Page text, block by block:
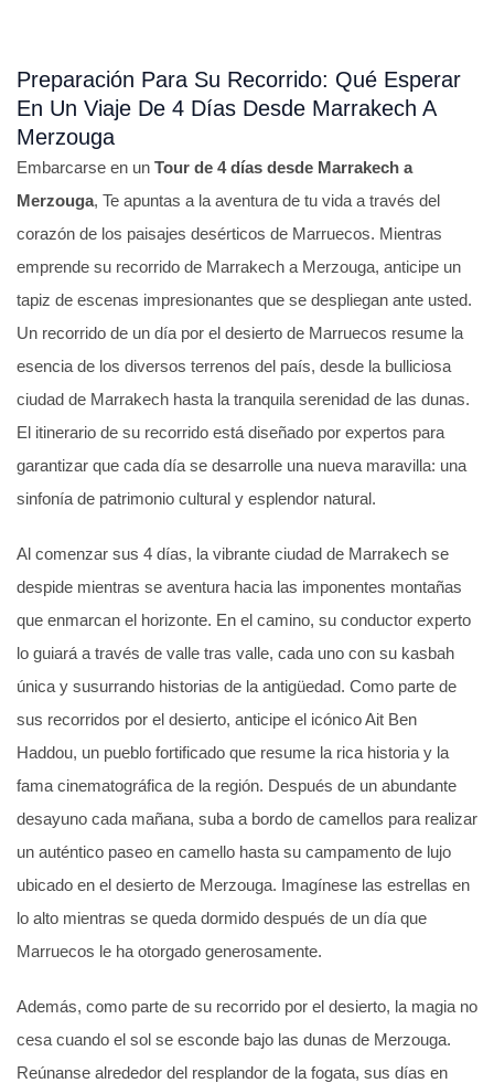
Preparación Para Su Recorrido: Qué Esperar
En Un Viaje De 4 Días Desde Marrakech A
Merzouga
Embarcarse en un Tour de 4 días desde Marrakech a
Merzouga, Te apuntas a la aventura de tu vida a través del
corazón de los paisajes desérticos de Marruecos. Mientras
emprende su recorrido de Marrakech a Merzouga, anticipe un
tapiz de escenas impresionantes que se despliegan ante usted.
Un recorrido de un día por el desierto de Marruecos resume la
esencia de los diversos terrenos del país, desde la bulliciosa
ciudad de Marrakech hasta la tranquila serenidad de las dunas.
El itinerario de su recorrido está diseñado por expertos para
garantizar que cada día se desarrolle una nueva maravilla: una
sinfonía de patrimonio cultural y esplendor natural.
Al comenzar sus 4 días, la vibrante ciudad de Marrakech se
despide mientras se aventura hacia las imponentes montañas
que enmarcan el horizonte. En el camino, su conductor experto
lo guiará a través de valle tras valle, cada uno con su kasbah
única y susurrando historias de la antigüedad. Como parte de
sus recorridos por el desierto, anticipe el icónico Ait Ben
Haddou, un pueblo fortificado que resume la rica historia y la
fama cinematográfica de la región. Después de un abundante
desayuno cada mañana, suba a bordo de camellos para realizar
un auténtico paseo en camello hasta su campamento de lujo
ubicado en el desierto de Merzouga. Imagínese las estrellas en
lo alto mientras se queda dormido después de un día que
Marruecos le ha otorgado generosamente.
Además, como parte de su recorrido por el desierto, la magia no
cesa cuando el sol se esconde bajo las dunas de Merzouga.
Reúnanse alrededor del resplandor de la fogata, sus días en